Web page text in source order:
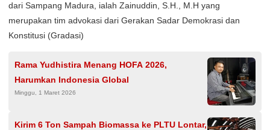
dari Sampang Madura, ialah Zainuddin, S.H., M.H yang
merupakan tim advokasi dari Gerakan Sadar Demokrasi dan
Konstitusi (Gradasi)
Rama Yudhistira Menang HOFA 2026,
Harumkan Indonesia Global
Minggu, 1 Maret 2026
Kirim 6 Ton Sampah Biomassa ke PLTU Lontar,